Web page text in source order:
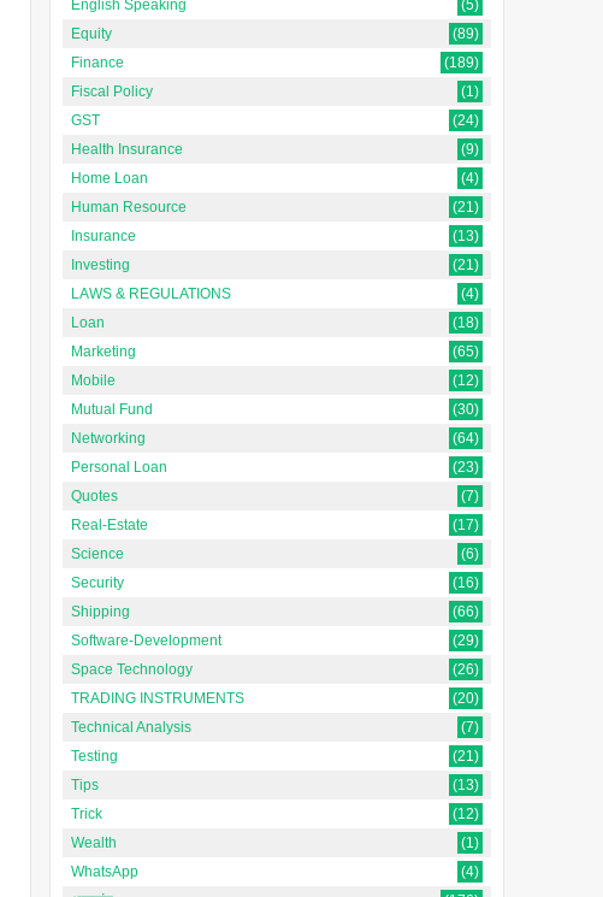
English Speaking
(5)
Equity
(89)
Finance
(189)
Fiscal Policy
(1)
GST
(24)
Health Insurance
(9)
Home Loan
(4)
Human Resource
(21)
Insurance
(13)
Investing
(21)
LAWS & REGULATIONS
(4)
Loan
(18)
Marketing
(65)
Mobile
(12)
Mutual Fund
(30)
Networking
(64)
Personal Loan
(23)
Quotes
(7)
Real-Estate
(17)
Science
(6)
Security
(16)
Shipping
(66)
Software-Development
(29)
Space Technology
(26)
TRADING INSTRUMENTS
(20)
Technical Analysis
(7)
Testing
(21)
Tips
(13)
Trick
(12)
Wealth
(1)
WhatsApp
(4)